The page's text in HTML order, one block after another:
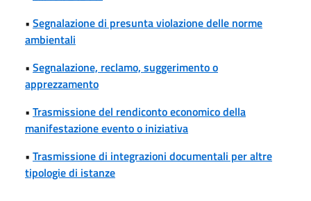
• Segnalazione di presunta violazione delle norme
ambientali
• Segnalazione, reclamo, suggerimento o
apprezzamento
• Trasmissione del rendiconto economico della
manifestazione evento o iniziativa
• Trasmissione di integrazioni documentali per altre
tipologie di istanze